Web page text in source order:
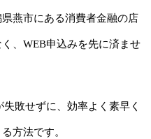
燕市にある消費者金融の店
、WEB申込みを先に済ませ
敗せずに、効率よく素早く
方法です。